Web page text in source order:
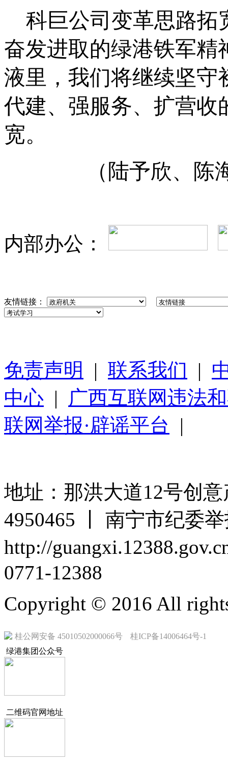
科巨公司变革思路拓
奋发进取的绿港铁军精
液里，我们将继续坚守
代建、强服务、扩营收
宽。
（陆予欣、 陈
内部办公：
友情链接：
免责声明 | 联系我们 |
中心 |
广西互联网违法
联网举报·辟谣平台 |
地址：那洪大道12号创
4950465 丨 南宁市纪委
http://
0771-12388
Copyright © 2016 All
桂公网安备 45010502000066号
桂ICP备14006464号-1
绿港集团公众号
二维码官网地址